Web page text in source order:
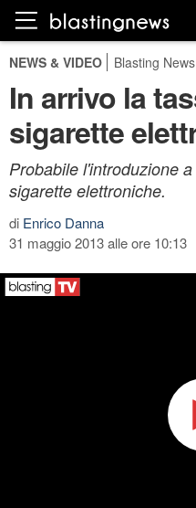
NEWS & VIDEO Blasting
In arrivo la
sigarette
Probabile l'introduzione
sigarette elettroniche.
di Enrico Danna
31 maggio 2013 alle ore 10:13